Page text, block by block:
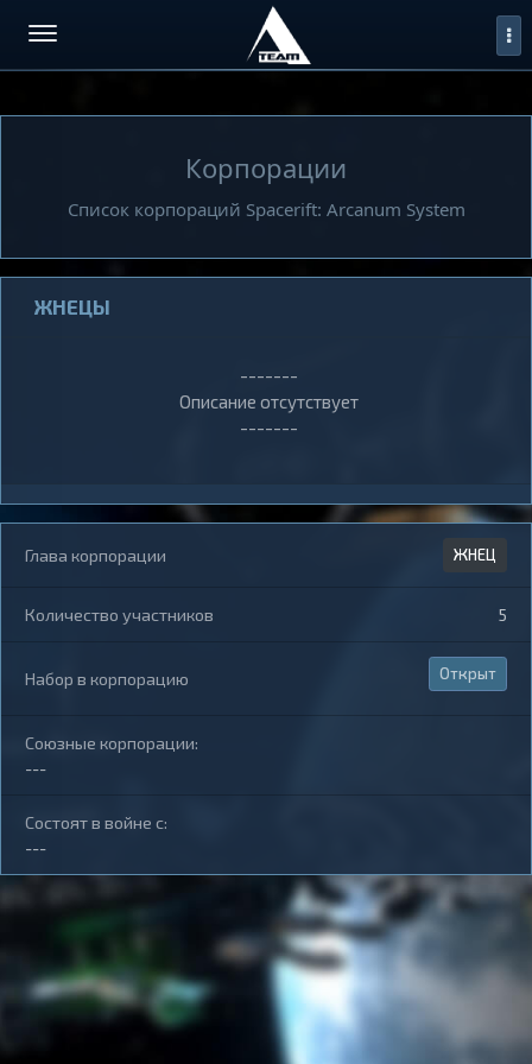
Корпорации
Список корпораций Spacerift: Arcanum System
ЖНЕЦЫ
-------
Описание отсутствует
-------
Глава корпорации ЖНЕЦ
Количество участников 5
Набор в корпорацию Открыт
Союзные корпорации:
---
Состоят в войне с:
---